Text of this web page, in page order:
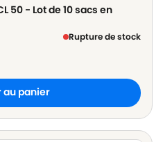
50 - Lot de 10 sacs en
Rupture de stock
au panier